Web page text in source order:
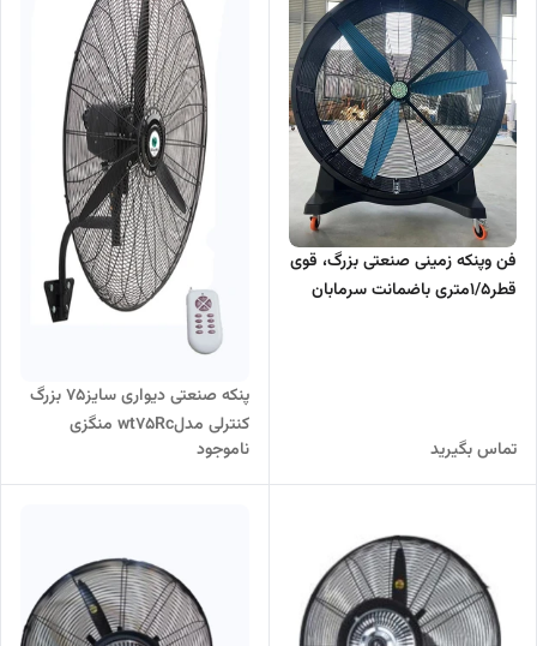
فن وپنکه زمینی صنعتی بزرگ، قوی
قطر۱/۵متری باضمانت سرمابان
تماس بگیرید
پنکه صنعتی دیواری سایز۷۵ بزرگ
کنترلی مدلwt75Rc منگزی
ناموجود